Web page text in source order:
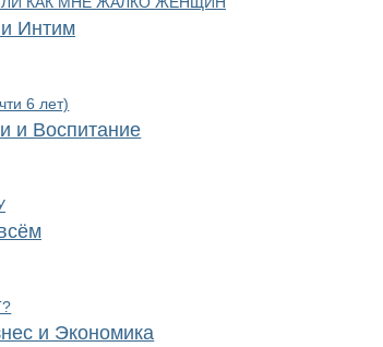
Интим
6 лет)
и Воспитание
и Экономика